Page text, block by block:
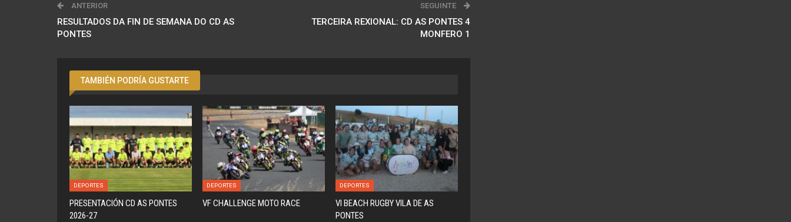
ANTERIOR
RESULTADOS DA FIN DE SEMANA DO CD AS
PONTES
SEGUINTE
TERCEIRA REXIONAL: CD AS PONTES 4
MONFERO 1
TAMBIÉN PODRÍA GUSTARTE
DEPORTES
PRESENTACIÓN CD AS PONTES
2026-27
DEPORTES
VF CHALLENGE MOTO RACE
DEPORTES
VI BEACH RUGBY VILA DE AS
PONTES